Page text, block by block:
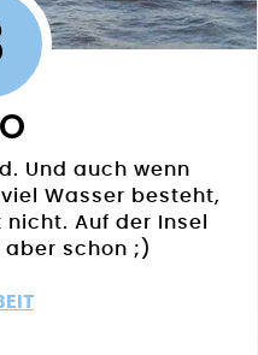
Und auch wenn
Wasser besteht,
Auf der Insel
aber schon ;)